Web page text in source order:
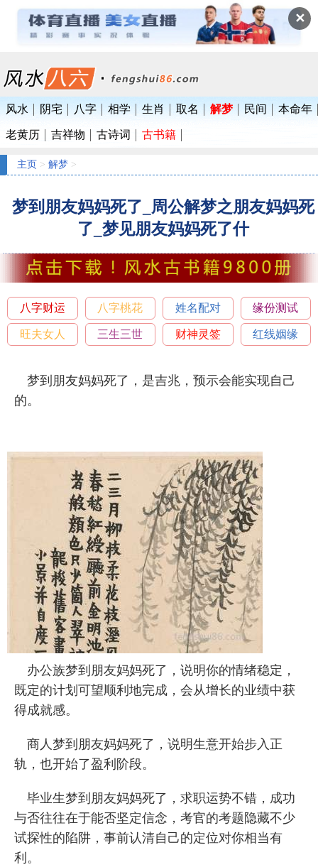
✕
风水 阴宅 八字 相学 生肖 取名 解梦 民间 本命年
老黄历 吉祥物 古诗词 古书籍
主页 > 解梦 >
梦到朋友妈妈死了_周公解梦之朋友妈妈死
了_梦见朋友妈妈死了什
八字财运 八字桃花 姓名配对 缘份测试
旺夫女人 三生三世 财神灵签 红线姻缘
梦到朋友妈妈死了，是吉兆，预示会能实现自己
的。
办公族梦到朋友妈妈死了，说明你的情绪稳定，
既定的计划可望顺利地完成，会从增长的业绩中获
得成就感。
商人梦到朋友妈妈死了，说明生意开始步入正
轨，也开始了盈利阶段。
毕业生梦到朋友妈妈死了，求职运势不错，成功
与否往往在于能否坚定信念，考官的考题隐藏不少
试探性的陷阱，事前认清自己的定位对你相当有
利。